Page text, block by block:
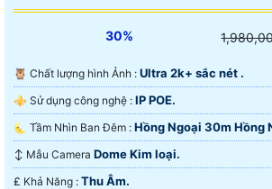
30%
🦉 Chất lượng hình Ảnh : Ultra 2k+ sắc nét .
⚜️ Sử dụng công nghệ : IP POE.
🌜 Tầm Nhìn Ban Đêm : Hồng Ngoại 30m Hồng
↕️ Mẫu Camera Dome Kim loại.
️₤ Khả Năng : Thu Âm.